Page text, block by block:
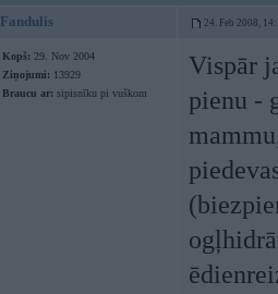
Fandulis 24. Feb 2008,
Kopš: 29. Nov 2004
Ziņojumi: 13929
Braucu ar: sipisnīku pi vuškom
Vispār
pienu -